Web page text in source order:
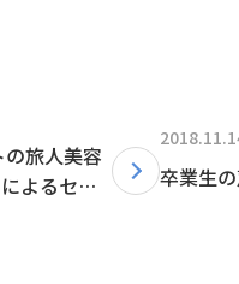
旅人美容
よるセミ
卒業生